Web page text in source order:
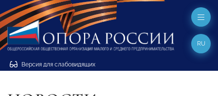
Версия для слабовидящих
RU